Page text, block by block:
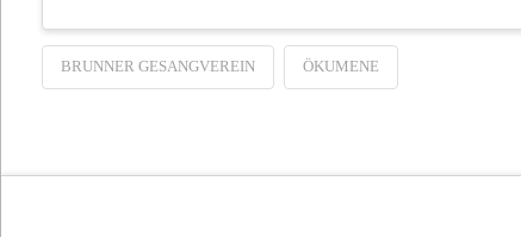
BRUNNER GESANGVEREIN ÖKUMENE